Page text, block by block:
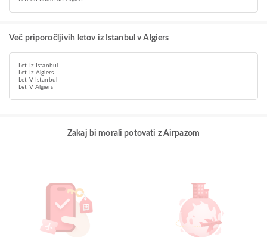
Več priporočljivih letov iz Istanbul v Algiers
Let Iz Istanbul
Let Iz Algiers
Let V Istanbul
Let V Algiers
Zakaj bi morali potovati z Airpazom